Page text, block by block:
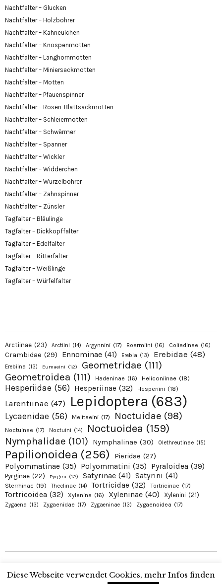
Nachtfalter – Glucken
Nachtfalter – Holzbohrer
Nachtfalter – Kahneulchen
Nachtfalter – Knospenmotten
Nachtfalter – Langhornmotten
Nachtfalter – Miniersackmotten
Nachtfalter – Motten
Nachtfalter – Pfauenspinner
Nachtfalter – Rosen-Blattsackmotten
Nachtfalter – Schleiermotten
Nachtfalter – Schwärmer
Nachtfalter – Spanner
Nachtfalter – Wickler
Nachtfalter – Widderchen
Nachtfalter – Wurzelbohrer
Nachtfalter – Zahnspinner
Nachtfalter – Zünsler
Tagfalter – Bläulinge
Tagfalter – Dickkopffalter
Tagfalter – Edelfalter
Tagfalter – Ritterfalter
Tagfalter – Weißlinge
Tagfalter – Würfelfalter
Arctiinae (23) Arctiini (14) Argynnini (17) Boarmiini (16) Coliadinae (16)
Crambidae (29) Ennominae (41) Erebia (13) Erebidae (48)
Erebiina (13) Eumaeini (12) Geometridae (111)
Geometroidea (111) Hadeninae (16) Heliconiinae (18)
Hesperiidae (56) Hesperiinae (32) Hesperiini (18)
Larentiinae (47) Lepidoptera (683)
Lycaenidae (56) Melitaeini (17) Noctuidae (98)
Noctuinae (17) Noctuini (14) Noctuoidea (159)
Nymphalidae (101) Nymphalinae (30) Olethreutinae (15)
Papilionoidea (256) Pieridae (27)
Polyommatinae (35) Polyommatini (35) Pyraloidea (39)
Pyrginae (22) Pyrgini (12) Satyrinae (41) Satyrini (41)
Sterrhinae (19) Theclinae (14) Tortricidae (32) Tortricinae (17)
Tortricoidea (32) Xylenina (16) Xyleninae (40) Xylenini (21)
Zygaena (13) Zygaenidae (17) Zygaeninae (13) Zygaenoidea (17)
Copyright © 2026 Alexanders Schmetterlinge. Proudly presented by Alexander
Ohr
Diese Webseite verwendet Cookies, mehr Infos finden